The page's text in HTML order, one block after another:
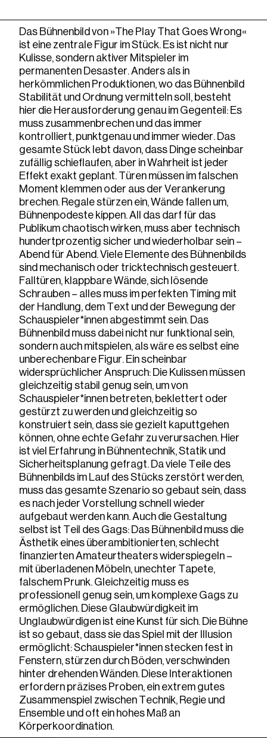
Das Bühnenbild von »The Play That Goes Wrong«
ist eine zentrale Figur im Stück. Es ist nicht nur
Kulisse, sondern aktiver Mitspieler im
permanenten Desaster. Anders als in
herkömmlichen Produktionen, wo das Bühnenbild
Stabilität und Ordnung vermitteln soll, besteht
hier die Herausforderung genau im Gegenteil: Es
muss zusammenbrechen und das immer
kontrolliert, punktgenau und immer wieder. Das
gesamte Stück lebt davon, dass Dinge scheinbar
zufällig schieflaufen, aber in Wahrheit ist jeder
Effekt exakt geplant. Türen müssen im falschen
Moment klemmen oder aus der Verankerung
brechen. Regale stürzen ein, Wände fallen um,
Bühnenpodeste kippen. All das darf für das
Publikum chaotisch wirken, muss aber technisch
hundertprozentig sicher und wiederholbar sein –
Abend für Abend. Viele Elemente des Bühnenbilds
sind mechanisch oder tricktechnisch gesteuert.
Falltüren, klappbare Wände, sich lösende
Schrauben – alles muss im perfekten Timing mit
der Handlung, dem Text und der Bewegung der
Schauspieler*innen abgestimmt sein. Das
Bühnenbild muss dabei nicht nur funktional sein,
sondern auch mitspielen, als wäre es selbst eine
unberechenbare Figur. Ein scheinbar
widersprüchlicher Anspruch: Die Kulissen müssen
gleichzeitig stabil genug sein, um von
Schauspieler*innen betreten, beklettert oder
gestürzt zu werden und gleichzeitig so
konstruiert sein, dass sie gezielt kaputtgehen
können, ohne echte Gefahr zu verursachen. Hier
ist viel Erfahrung in Bühnentechnik, Statik und
Sicherheitsplanung gefragt. Da viele Teile des
Bühnenbilds im Lauf des Stücks zerstört werden,
muss das gesamte Szenario so gebaut sein, dass
es nach jeder Vorstellung schnell wieder
aufgebaut werden kann. Auch die Gestaltung
selbst ist Teil des Gags: Das Bühnenbild muss die
Ästhetik eines überambitionierten, schlecht
finanzierten Amateurtheaters widerspiegeln –
mit überladenen Möbeln, unechter Tapete,
falschem Prunk. Gleichzeitig muss es
professionell genug sein, um komplexe Gags zu
ermöglichen. Diese Glaubwürdigkeit im
Unglaubwürdigen ist eine Kunst für sich. Die Bühne
ist so gebaut, dass sie das Spiel mit der Illusion
ermöglicht: Schauspieler*innen stecken fest in
Fenstern, stürzen durch Böden, verschwinden
hinter drehenden Wänden. Diese Interaktionen
erfordern präzises Proben, ein extrem gutes
Zusammenspiel zwischen Technik, Regie und
Ensemble und oft ein hohes Maß an
Körperkoordination.